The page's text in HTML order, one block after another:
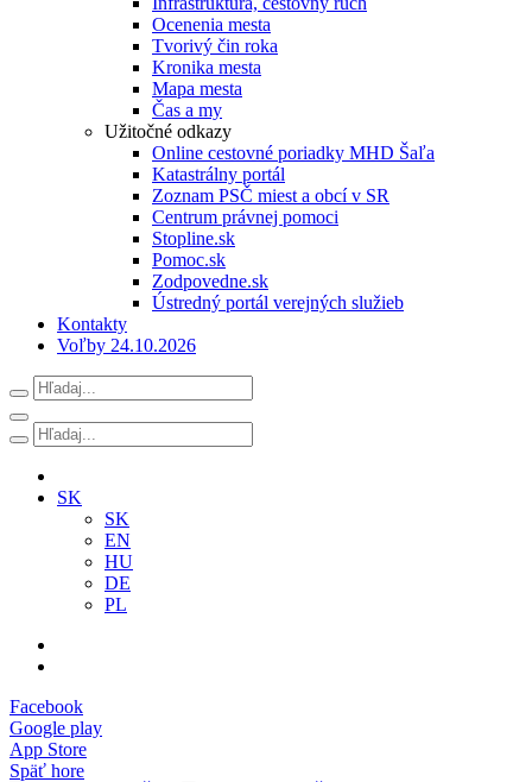
Ocenenia mesta
Tvorivý čin roka
Kronika mesta
Mapa mesta
Čas a my
Užitočné odkazy
Online cestovné poriadky MHD Šaľa
Katastrálny portál
Zoznam PSČ miest a obcí v SR
Centrum právnej pomoci
Stopline.sk
Pomoc.sk
Zodpovedne.sk
Ústredný portál verejných služieb
Kontakty
Voľby 24.10.2026
SK
SK
EN
HU
DE
PL
Facebook
Google play
App Store
Späť hore